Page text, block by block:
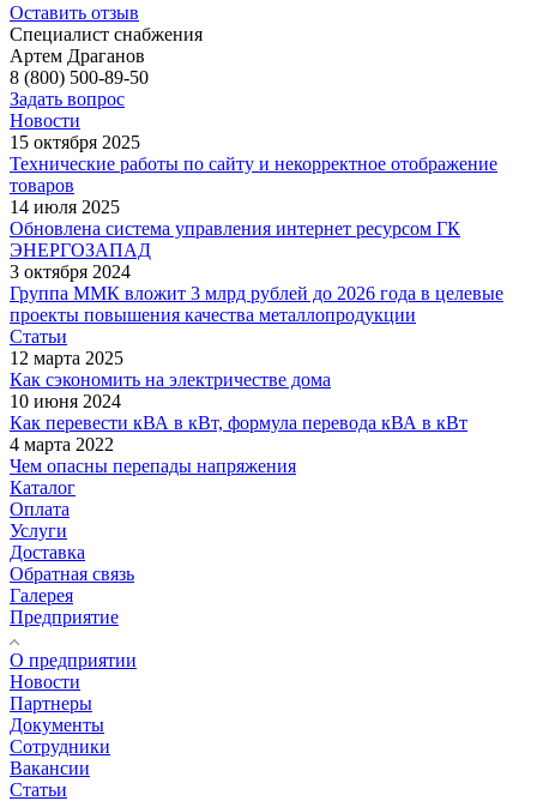
Оставить отзыв
Специалист снабжения
Артем Драганов
8 (800) 500-89-50
Задать вопрос
Новости
15 октября 2025
Технические работы по сайту и некорректное отображение
товаров
14 июля 2025
Обновлена система управления интернет ресурсом ГК
ЭНЕРГОЗАПАД
3 октября 2024
Группа ММК вложит 3 млрд рублей до 2026 года в целевые
проекты повышения качества металлопродукции
Статьи
12 марта 2025
Как сэкономить на электричестве дома
10 июня 2024
Как перевести кВА в кВт, формула перевода кВА в кВт
4 марта 2022
Чем опасны перепады напряжения
Каталог
Оплата
Услуги
Доставка
Обратная связь
Галерея
Предприятие
О предприятии
Новости
Партнеры
Документы
Сотрудники
Вакансии
Статьи